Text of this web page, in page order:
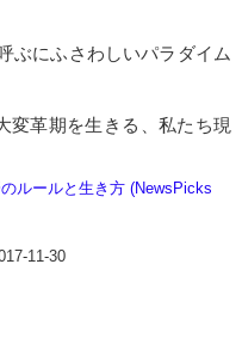
ぶにふさわしいパラダイム
変革期を生きる、私たち現
ルールと生き方 (NewsPicks
11-30